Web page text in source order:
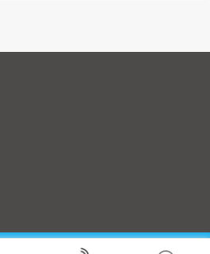
Plastic | Thiết kế bởiSun